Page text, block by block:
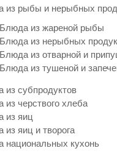
из рыбы и нерыбных
Блюда из жареной рыбы
Блюда из нерыбных
Блюда из отварной и
Блюда из тушеной и
из субпродуктов
из черствого хлеба
из яиц
из яиц и творога
национальных кухонь